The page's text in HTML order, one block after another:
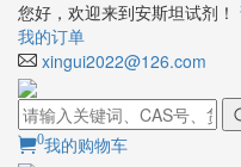
您好，欢迎来到安斯坦试剂！
我的订单
xingui2022@126.com
0我的购物车